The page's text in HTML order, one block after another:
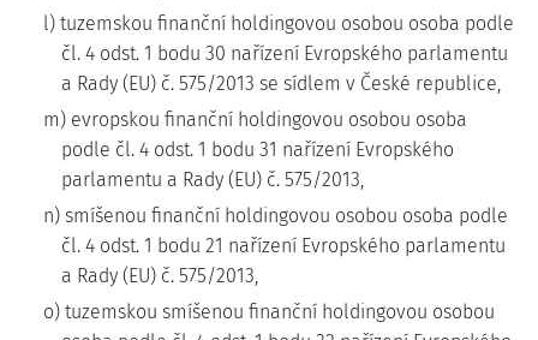
l) tuzemskou finanční holdingovou osobou osoba podle
čl. 4 odst. 1 bodu 30 nařízení Evropského parlamentu
a Rady (EU) č. 575/2013 se sídlem v České republice,
m) evropskou finanční holdingovou osobou osoba
podle čl. 4 odst. 1 bodu 31 nařízení Evropského
parlamentu a Rady (EU) č. 575/2013,
n) smíšenou finanční holdingovou osobou osoba podle
čl. 4 odst. 1 bodu 21 nařízení Evropského parlamentu
a Rady (EU) č. 575/2013,
o) tuzemskou smíšenou finanční holdingovou osobou